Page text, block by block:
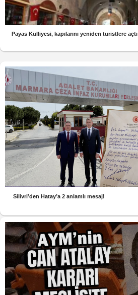
Payas Külliyesi, kapılarını yeniden turistlere açtı
Silivri’den Hatay’a 2 anlamlı mesaj!